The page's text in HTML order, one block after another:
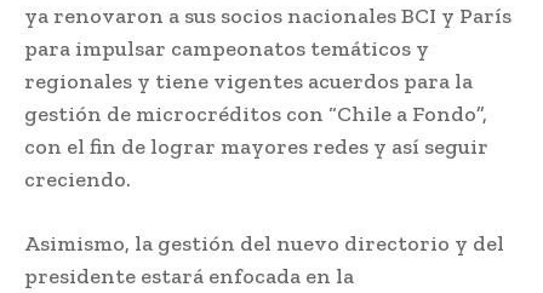
ya renovaron a sus socios nacionales BCI y París
para impulsar campeonatos temáticos y
regionales y tiene vigentes acuerdos para la
gestión de microcréditos con “Chile a Fondo”,
con el fin de lograr mayores redes y así seguir
creciendo.
Asimismo, la gestión del nuevo directorio y del
presidente estará enfocada en la